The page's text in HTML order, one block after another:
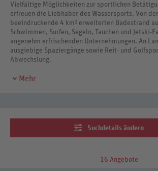
Vielfältige Möglichkeiten zur sportlichen
erfreuen die Liebhaber des Wassersports. Von
beeindruckende 4 km² erweiterten Badestrand
Schwimmen, Surfen, Segeln, Tauchen und Jetski-
angenehm erfrischenden Unternehmungen. An
ausgiebige Spaziergänge sowie Reit- und
Abwechslung.
Mehr
16 Angebote
Suchdetails ändern